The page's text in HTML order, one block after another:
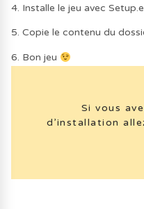
4. Installe le jeu avec
5. Copie le contenu du
6. Bon jeu
Si vous
d’installation